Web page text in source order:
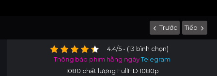
Trước Tiếp
4.4/5 - (13 bình chọn)
Thông báo phim hằng ngàyTelegram
1080 chất lượng FullHD 1080p